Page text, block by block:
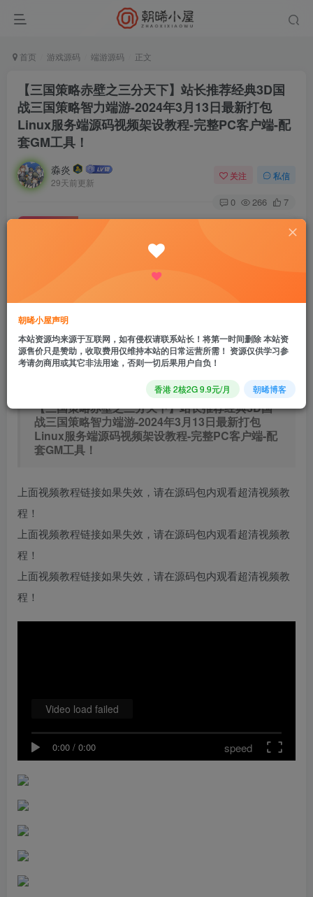
首页 游戏源码 端游源码 正文
【三国策略赤壁之三分天下】站长推荐经典3D国
战三国策略智力端游-2024年3月13日最新打包
Linux服务端源码视频架设教程-完整PC客户端-配
套GM工具！
淼炎
29天前更新
关注 私信
0 266 7
此内容为付费资源，请付费后查看
普通会员R0.9 超级会员免费
立即购买
您当前未登录！建议登陆后购买，可保存购买订单
付费资源
【三国策略赤壁之三分天下】站长推荐经典3D国
战三国策略智力端游-2024年3月13日最新打包
Linux服务端源码视频架设教程-完整PC客户端-配
套GM工具！
上面视频教程链接如果失效，请在源码包内观看超清视频教
程！
上面视频教程链接如果失效，请在源码包内观看超清视频教
程！
上面视频教程链接如果失效，请在源码包内观看超清视频教
程！
0:00 / 0:00 speed
Video load failed
朝晞小屋声明
本站资源均来源于互联网，如有侵权请联系站长！将第一时间删除 本站资
源售价只是赞助，收取费用仅维持本站的日常运营所需！ 资源仅供学习参
考请勿商用或其它非法用途，否则一切后果用户自负！
香港 2核2G 9.9元/月 朝晞博客